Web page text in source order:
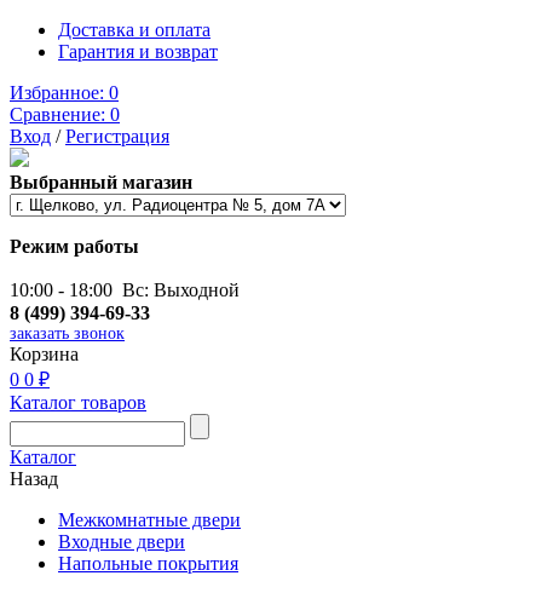
Доставка и оплата
Гарантия и возврат
Избранное: 0
Сравнение: 0
Вход /Регистрация
Выбранный магазин
Режим работы
10:00 - 18:00 Вс: Выходной
8 (499) 394-69-33
заказать звонок
Корзина
0 0 ₽
Каталог товаров
Каталог
Назад
Межкомнатные двери
Входные двери
Напольные покрытия